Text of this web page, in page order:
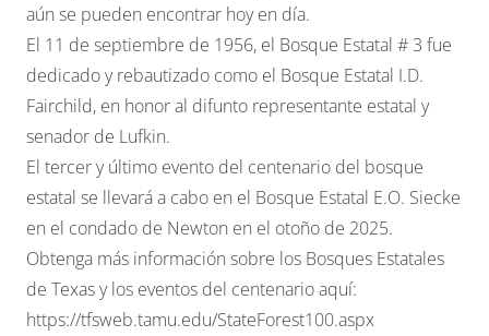
aún se pueden encontrar hoy en día.
El 11 de septiembre de 1956, el Bosque Estatal # 3 fue
dedicado y rebautizado como el Bosque Estatal I.D.
Fairchild, en honor al difunto representante estatal y
senador de Lufkin.
El tercer y último evento del centenario del bosque
estatal se llevará a cabo en el Bosque Estatal E.O. Siecke
en el condado de Newton en el otoño de 2025.
Obtenga más información sobre los Bosques Estatales
de Texas y los eventos del centenario aquí:
https://tfsweb.tamu.edu/StateForest100.aspx